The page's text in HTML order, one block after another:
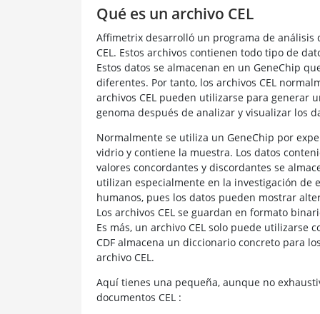
Qué es un archivo CEL
Affimetrix desarrolló un programa de análisis
CEL. Estos archivos contienen todo tipo de
Estos datos se almacenan en un GeneChip
diferentes. Por tanto, los archivos CEL
archivos CEL pueden utilizarse para generar
genoma después de analizar y visualizar los
Normalmente se utiliza un GeneChip por
vidrio y contiene la muestra. Los datos
valores concordantes y discordantes se
utilizan especialmente en la investigación de
humanos, pues los datos pueden mostrar
Los archivos CEL se guardan en formato
Es más, un archivo CEL solo puede utilizarse
CDF almacena un diccionario concreto para
archivo CEL.
Aquí tienes una pequeña, aunque no
documentos CEL :